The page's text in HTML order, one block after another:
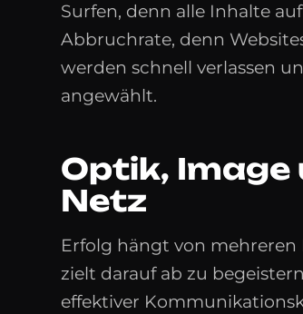
Surfen, denn alle Inhalte
Abbruchrate, denn
werden schnell verlassen
angewählt.
Optik, Image
Netz
Erfolg hängt von
zielt darauf ab zu
effektiver